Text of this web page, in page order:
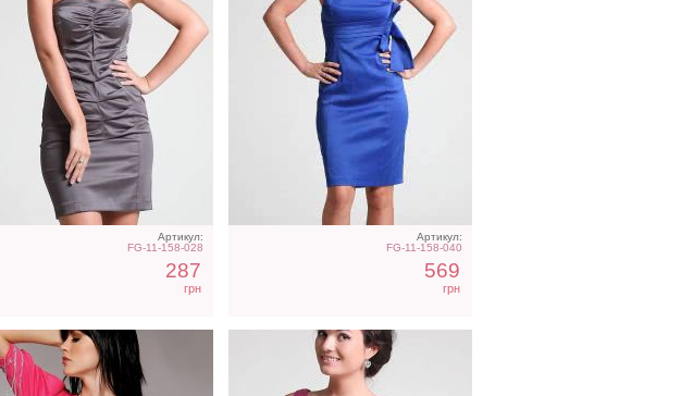
Артикул:
FG-11-158-028
287
грн
Артикул:
FG-11-158-040
569
грн
Розовое короткое платье с
узором
Розовое
декольтированное платье
от польского
производителя Figl